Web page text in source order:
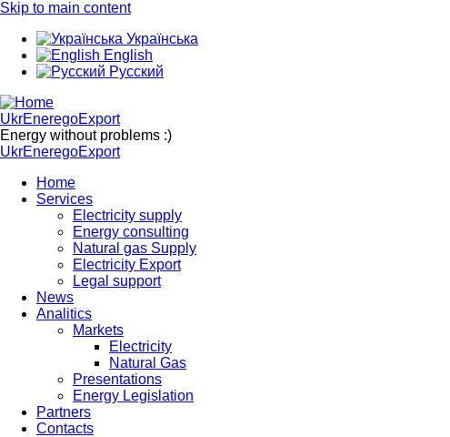
Skip to main content
Українська
English
Русский
UkrEneregoExport
Energy without problems :)
UkrEneregoExport
Home
Services
Electricity supply
Energy consulting
Natural gas Supply
Electricity Export
Legal support
News
Analitics
Markets
Electricity
Natural Gas
Presentations
Energy Legislation
Partners
Contacts